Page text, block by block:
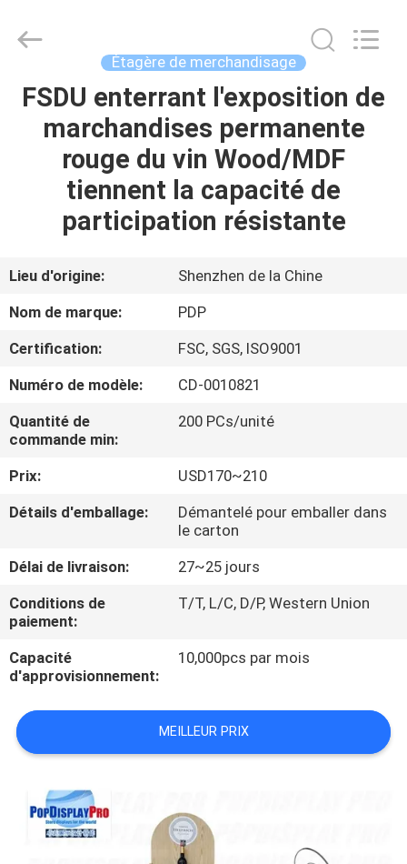
MAISON
PRODUITS
SHOW
AU
DE
NOUS
VISITE
D'USINE
DE
QUALITÉ
CONTACTEZ-
NOUS
DEMANDEZ
CITATION
Company
Reserved.
Étagère de merchandisage
FSDU enterrant l'exposition de
marchandises permanente
rouge du vin Wood/MDF
tiennent la capacité de
participation résistante
Lieu d'origine:
Shenzhen de la Chine
Nom de marque:
PDP
Certification:
FSC, SGS, ISO9001
Numéro de modèle:
CD-0010821
Quantité de
commande min:
200 PCs/unité
Prix:
USD170~210
Détails d'emballage:
Démantelé pour emballer dans
le carton
Délai de livraison:
27~25 jours
Conditions de
paiement:
T/T, L/C, D/P, Western Union
Capacité
d'approvisionnement:
10,000pcs par mois
MEILLEUR PRIX